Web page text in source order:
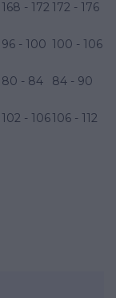
168 - 172 172 - 176
96 - 100 100 - 106
80 - 84
84 - 90
102 - 106106 - 112